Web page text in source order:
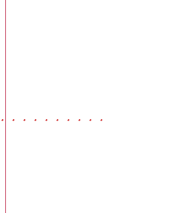
・・・・・・・・・